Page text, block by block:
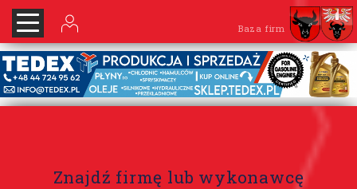
Baza firm
Znajdź firmę lub wykonawcę